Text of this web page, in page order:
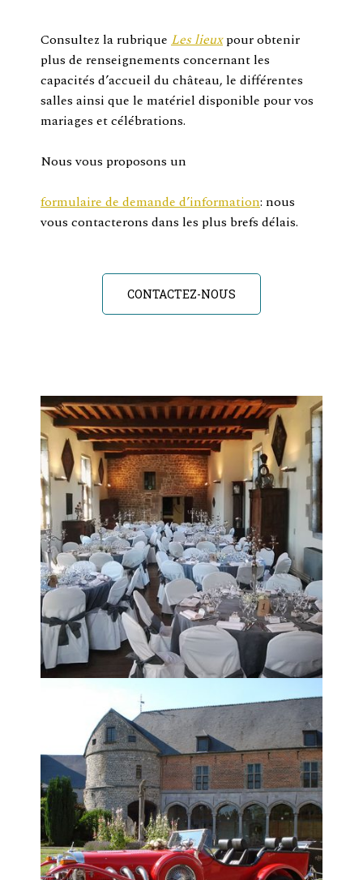
Consultez la rubrique Les lieuxpour obtenir
plus de renseignements concernant les
capacités d’accueil du château, le différentes
salles ainsi que le matériel disponible pour vos
mariages et célébrations.
Nous vous proposons un
formulaire de demande d’information: nous
vous contacterons dans les plus brefs délais.
CONTACTEZ-NOUS